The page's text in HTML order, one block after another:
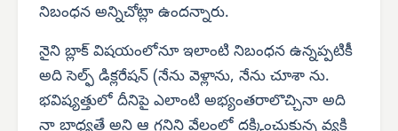
నిబంధన అన్నిచోట్లా ఉందన్నారు.
నైని బ్లాక్ విషయంలోనూ ఇలాంటి నిబంధన ఉన్నప్పటికీ
అది సెల్ఫ్ డిక్లరేషన్ (నేను వెళ్లాను, నేను చూశా ను.
భవిష్యత్తులో దీనిపై ఎలాంటి అభ్యంతరాలొచ్చినా అది